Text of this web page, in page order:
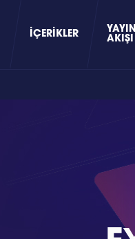
İÇERIKLER
YAYIN
AKIŞI